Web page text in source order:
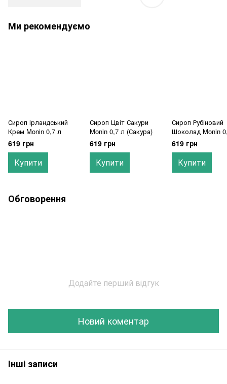
Ми рекомендуємо
Сироп Ірландський
Крем Monin 0,7 л
619 грн
Купити
Сироп Цвіт Сакури
Monin 0,7 л (Сакура)
619 грн
Купити
Сироп Рубіновий
Шоколад Monin
(Ruby chocolate)
619 грн
Купити
Обговорення
Додайте перший відгук
Новий коментар
Інші записи